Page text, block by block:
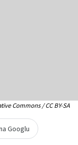
Commons / CC BY-SA
Googlu